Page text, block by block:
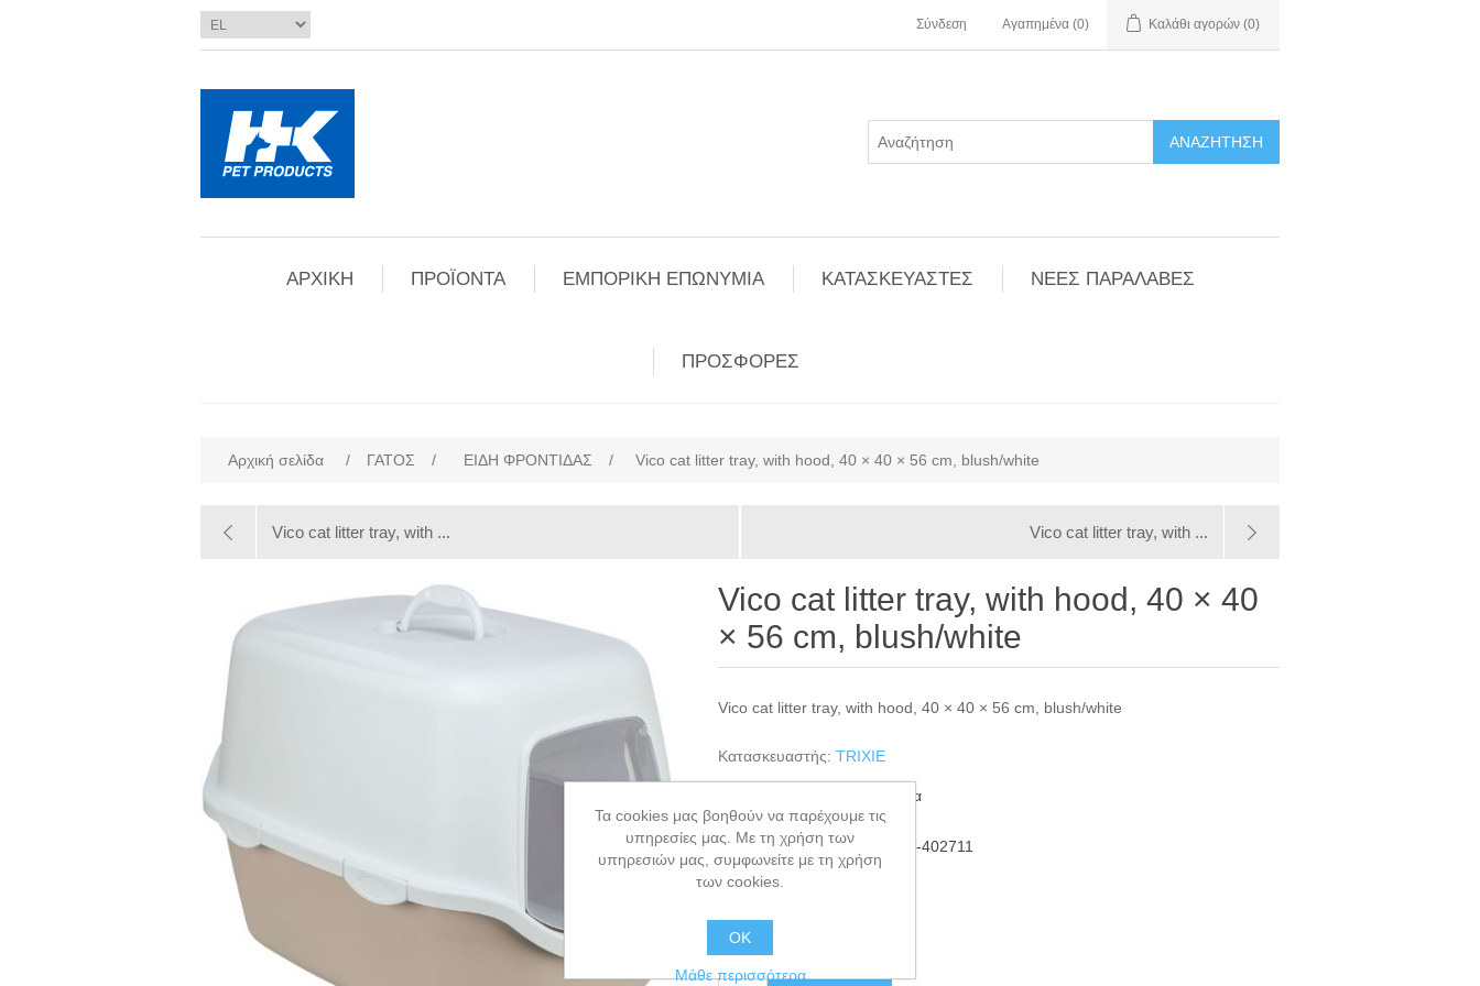
Σύνδεση Αγαπημένα (0) Καλάθι αγορών (0)
ΑΝΑΖΉΤΗΣΗ
ΑΡΧΙΚΗ ΠΡΟΪΟΝΤΑ ΕΜΠΟΡΙΚΗ ΕΠΩΝΥΜΙΑ ΚΑΤΑΣΚΕΥΑΣΤΕΣ ΝΕΕΣ ΠΑΡΑΛΑΒΕΣ
ΠΡΟΣΦΟΡΕΣ
Αρχική σελίδα / ΓΑΤΟΣ / ΕΙΔΗ ΦΡΟΝΤΙΔΑΣ / Vico cat litter tray, with hood, 40 × 40 × 56 cm, blush/white
Vico cat litter tray, with ... Vico cat litter tray, with ...
Vico cat litter tray, with hood, 40 × 40
× 56 cm, blush/white
Vico cat litter tray, with hood, 40 × 40 × 56 cm, blush/white
Κατασκευαστής: TRIXIE
5 σε απόθεμα
ΚΩΔΙΚΟΣ ΠΡΟΪΟΝΤΟΣ:
TRI-402711
GTIN:
4053032681651
€26,00
+ΚΑΛΆΘΙ
Τα cookies μας βοηθούν να παρέχουμε τις
υπηρεσίες μας. Με τη χρήση των
υπηρεσιών μας, συμφωνείτε με τη χρήση
των cookies.
ΟΚ
Μάθε περισσότερα